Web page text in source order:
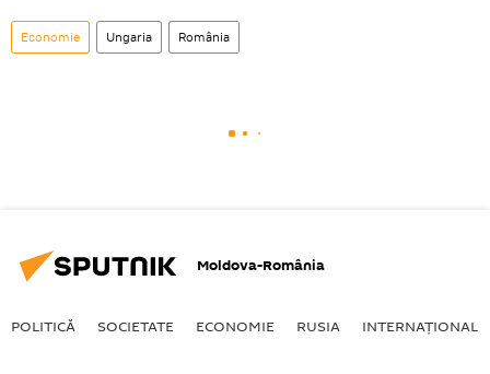
Economie Ungaria România
Moldova-România
POLITICĂ SOCIETATE ECONOMIE RUSIA INTERNAŢIONAL